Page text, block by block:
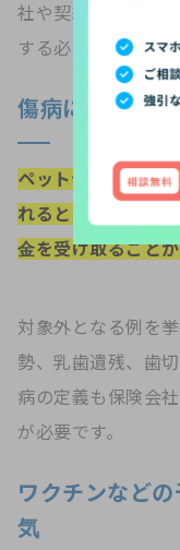
社や契約内容によ
する必要があるで
傷病にあたらな
ペット保険は、ペ
れるというわけで
金を受け取ること
対象外となる例を
勢、乳歯遺残、歯
病の定義も保険会
が必要です。
ワクチンなど
気